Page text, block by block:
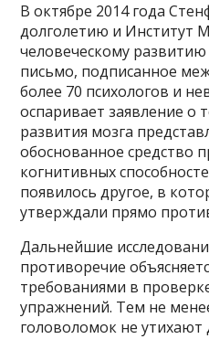
В октябре 2014 года
долголетию и Институт
человеческому
письмо, подписанное
более 70 психологов и
оспаривает заявление о
развития мозга
обоснованное средство
когнитивных
появилось другое, в
утверждали прямо
Дальнейшие
противоречие
требованиями в
упражнений. Тем не
головоломок не утихают